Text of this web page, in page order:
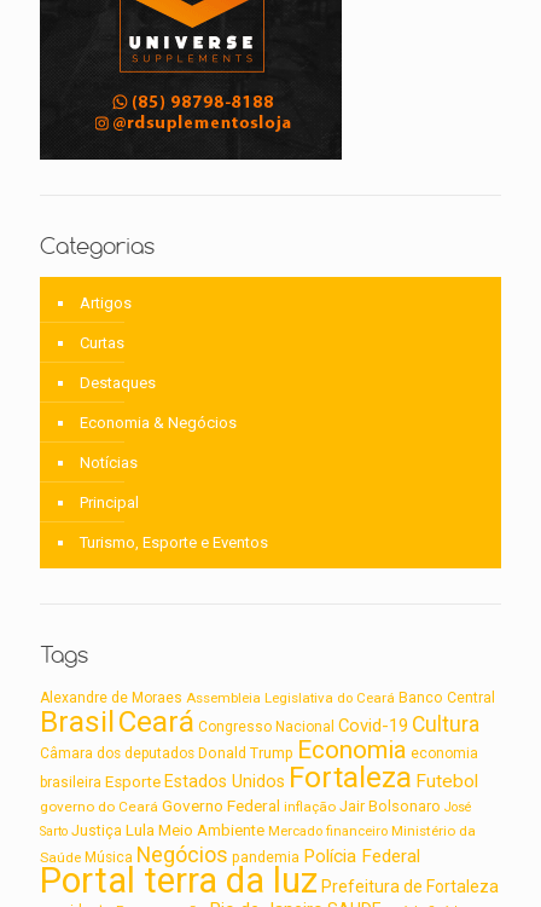
Categorias
Artigos
Curtas
Destaques
Economia & Negócios
Notícias
Principal
Turismo, Esporte e Eventos
Tags
Alexandre de Moraes Assembleia Legislativa do Ceará Banco Central
BrasilCeará Congresso Nacional Covid-19 Cultura
Câmara dos deputados Donald Trump Economia economia
brasileira Esporte Estados Unidos Fortaleza Futebol
governo do Ceará Governo Federal inflação Jair Bolsonaro José
Sarto Justiça Lula Meio Ambiente Mercado financeiro Ministério da
Saúde Música Negócios pandemia Polícia Federal
Portal terra da luz Prefeitura de Fortaleza